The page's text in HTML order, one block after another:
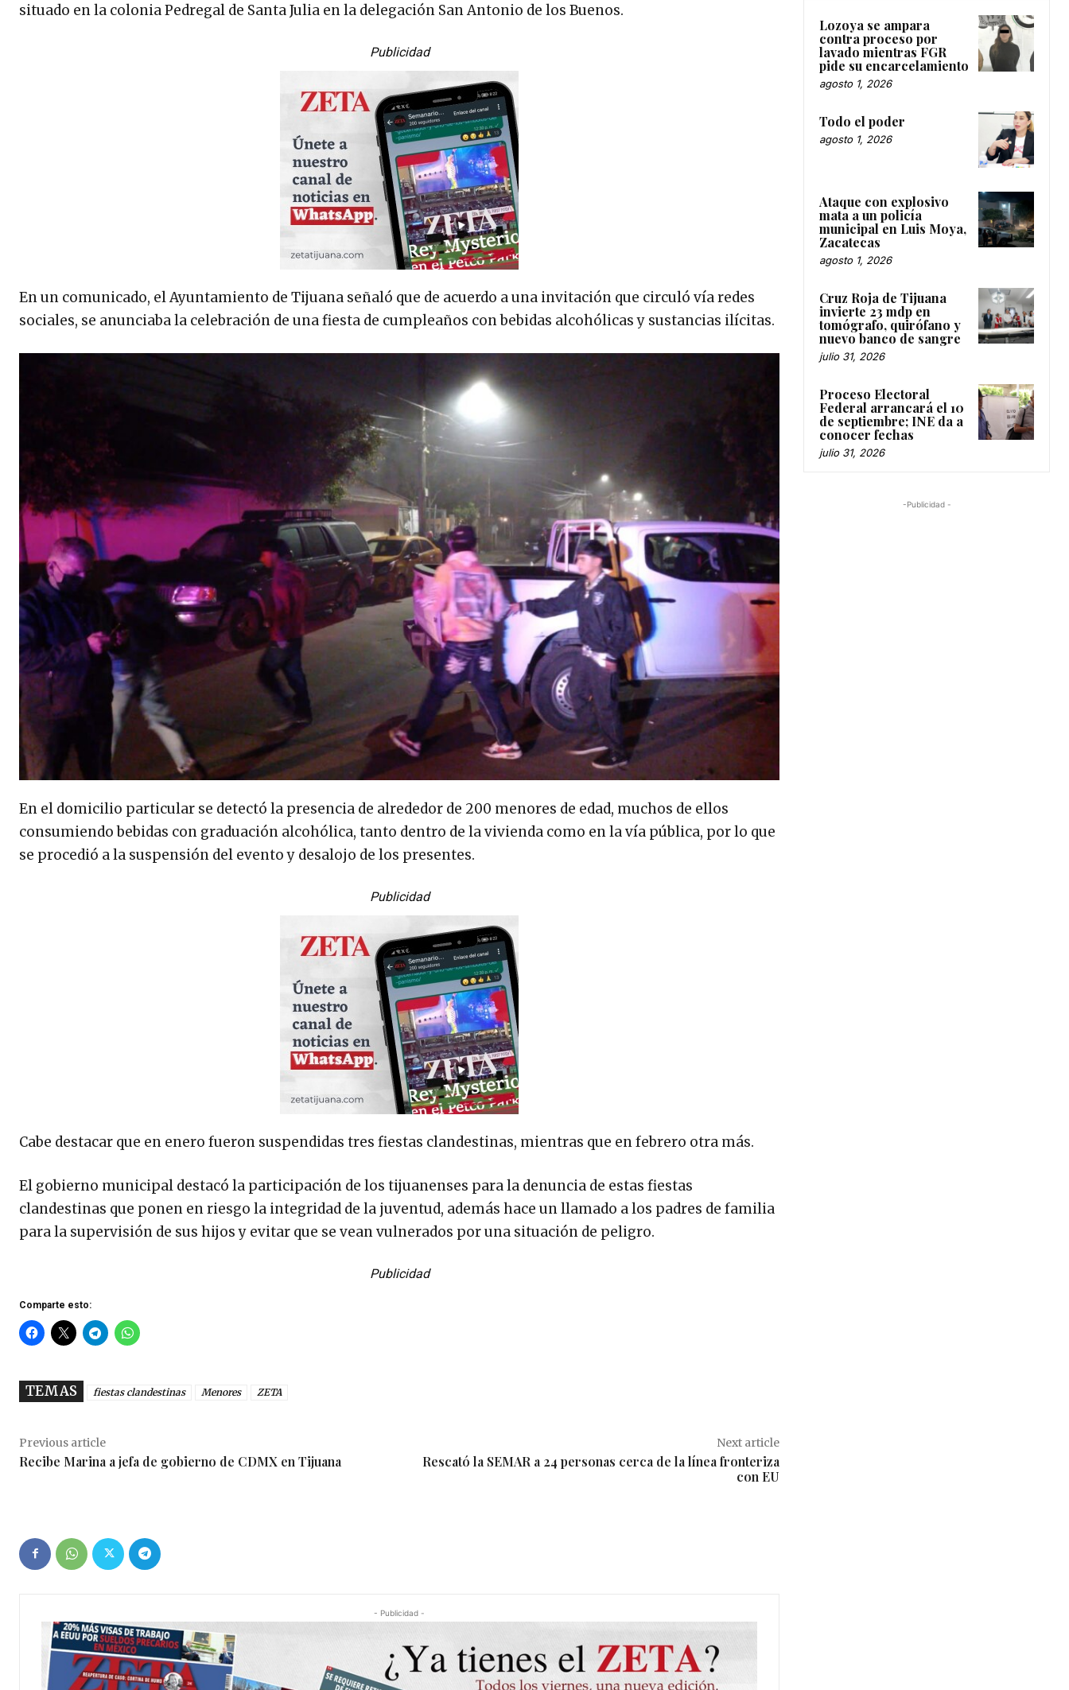
situado en la colonia Pedregal de Santa Julia en la delegación San Antonio de los Buenos.
Publicidad
En un comunicado, el Ayuntamiento de Tijuana señaló que de acuerdo a una invitación que circuló vía redes
sociales, se anunciaba la celebración de una fiesta de cumpleaños con bebidas alcohólicas y sustancias ilícitas.
En el domicilio particular se detectó la presencia de alrededor de 200 menores de edad, muchos de ellos
consumiendo bebidas con graduación alcohólica, tanto dentro de la vivienda como en la vía pública, por lo que
se procedió a la suspensión del evento y desalojo de los presentes.
Publicidad
Cabe destacar que en enero fueron suspendidas tres fiestas clandestinas, mientras que en febrero otra más.
El gobierno municipal destacó la participación de los tijuanenses para la denuncia de estas fiestas
clandestinas que ponen en riesgo la integridad de la juventud, además hace un llamado a los padres de familia
para la supervisión de sus hijos y evitar que se vean vulnerados por una situación de peligro.
Publicidad
Comparte esto:
TEMAS fiestas clandestinas Menores ZETA
Previous article
Recibe Marina a jefa de gobierno de CDMX en Tijuana
Next article
Rescató la SEMAR a 24 personas cerca de la línea fronteriza
con EU
- Publicidad -
Lozoya se ampara
contra proceso por
lavado mientras FGR
pide su encarcelamiento
agosto 1, 2026
Todo el poder
agosto 1, 2026
Ataque con explosivo
mata a un policía
municipal en Luis Moya,
Zacatecas
agosto 1, 2026
Cruz Roja de Tijuana
invierte 23 mdp en
tomógrafo, quirófano y
nuevo banco de sangre
julio 31, 2026
Proceso Electoral
Federal arrancará el 10
de septiembre; INE da a
conocer fechas
julio 31, 2026
-Publicidad -